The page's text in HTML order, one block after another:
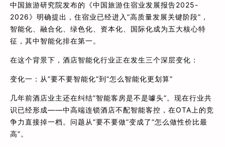
中国旅游研究院发布的《中国旅游住宿业发展报告2025-
2026》明确提出，住宿业已经进入”高质量发展关键阶段”，
智能化、融合化、绿色化、资本化、国际化成为五大核心特
征，其中智能化排在第一。
在这个背景下，酒店智能化行业正在发生三个深层变化：
变化一：从”要不要智能化”到”怎么智能化更划算”
几年前酒店业主还在纠结”智能客房是不是噱头”。现在行业共
识已经形成——中高端连锁酒店不配智能客控，在OTA上的竞
争力直接掉一档。问题从”要不要做”变成了”怎么做性价比最
高”。